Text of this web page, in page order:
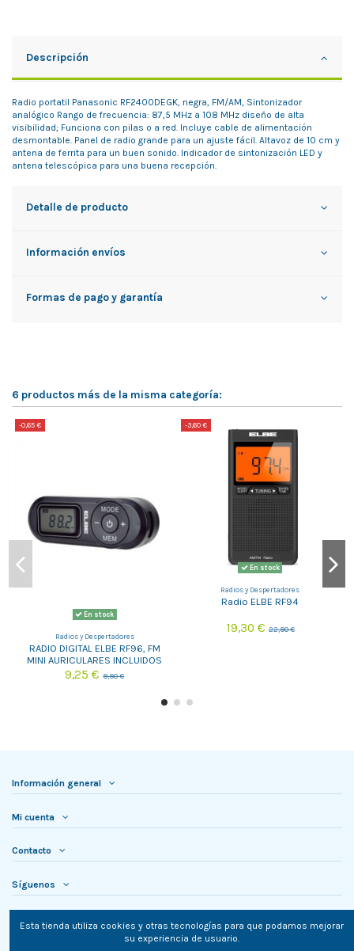
Descripción
Radio portatil Panasonic RF2400DEGK, negra, FM/AM, Sintonizador
analógico Rango de frecuencia: 87,5 MHz a 108 MHz diseño de alta
visibilidad; Funciona con pilas o a red. Incluye cable de alimentación
desmontable. Panel de radio grande para un ajuste fácil. Altavoz de 10 cm y
antena de ferrita para un buen sonido. Indicador de sintonización LED y
antena telescópica para una buena recepción.
Detalle de producto
Información envíos
Formas de pago y garantía
6 productos más de la misma categoría:
-0,65 €
En stock
Radios y Despertadores
RADIO DIGITAL ELBE RF96, FM
MINI AURICULARES INCLUIDOS
MUY LIGERA
9,25 €9,90 €
-3,60 €
En stock
Radios y Despertadores
Radio ELBE RF94
19,30 € 22,90 €
Información general
Mi cuenta
Contacto
Síguenos
Esta tienda utiliza cookies y otras tecnologías para que podamos mejorar
su experiencia de usuario.